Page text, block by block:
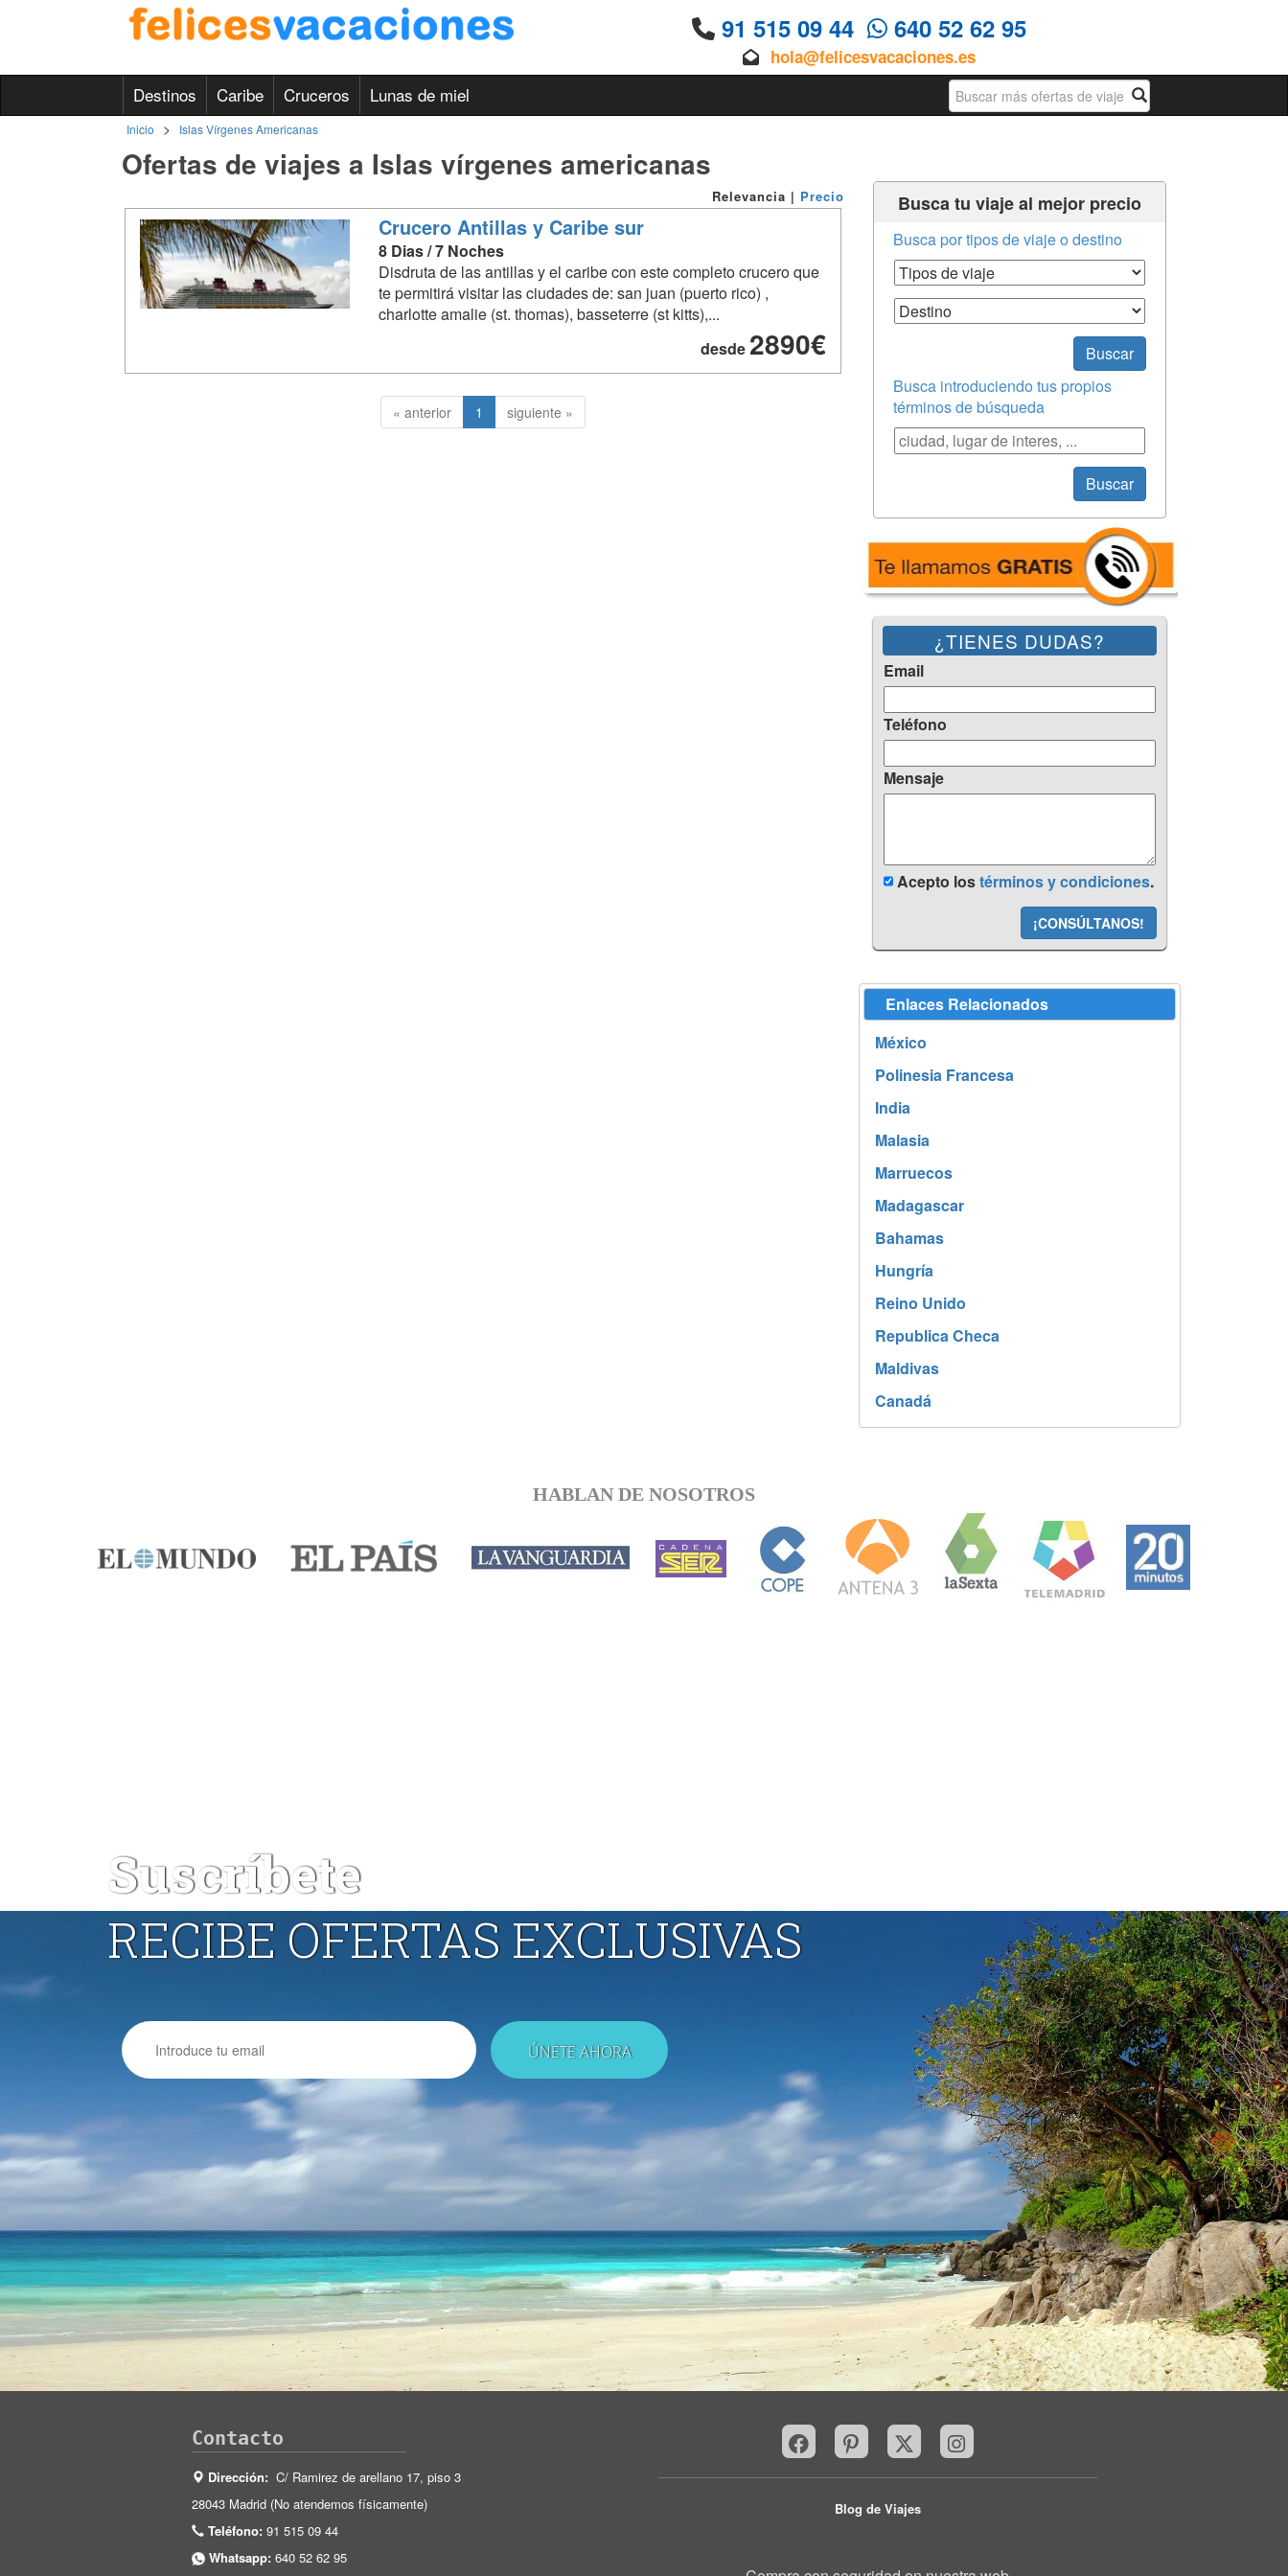
91 515 09 44 640 52 62 95
hola@felicesvacaciones.es
Destinos Caribe Cruceros Lunas de miel Busqueda
Inicio > Islas Vírgenes Americanas
Ofertas de viajes a Islas vírgenes americanas
Relevancia | Precio
Crucero Antillas y Caribe sur
8 Dias / 7 Noches
Disdruta de las antillas y el caribe con este completo crucero que
te permitirá visitar las ciudades de: san juan (puerto rico) ,
charlotte amalie (st. thomas), basseterre (st kitts),...
desde 2890€
« anterior 1 siguiente »
Busca tu viaje al mejor precio
Busca por tipos de viaje o destino
Tipos de Viaje
Destino
Buscar
Busca introduciendo tus propios
términos de búsqueda
Búsqueda
Buscar
¿TIENES DUDAS?
Email
Teléfono
Mensaje
Acepto lostérminos y condiciones.
¡CONSÚLTANOS!
Enlaces Relacionados
México
Polinesia Francesa
India
Malasia
Marruecos
Madagascar
Bahamas
Hungría
Reino Unido
Republica Checa
Maldivas
Canadá
HABLAN DE NOSOTROS
Suscríbete
RECIBE OFERTAS EXCLUSIVAS
Email
Contacto
Dirección:C/ Ramirez de arellano 17, piso 3
28043 Madrid (No atendemos físicamente)
Teléfono: 91 515 09 44
Whatsapp: 640 52 62 95
Blog de Viajes